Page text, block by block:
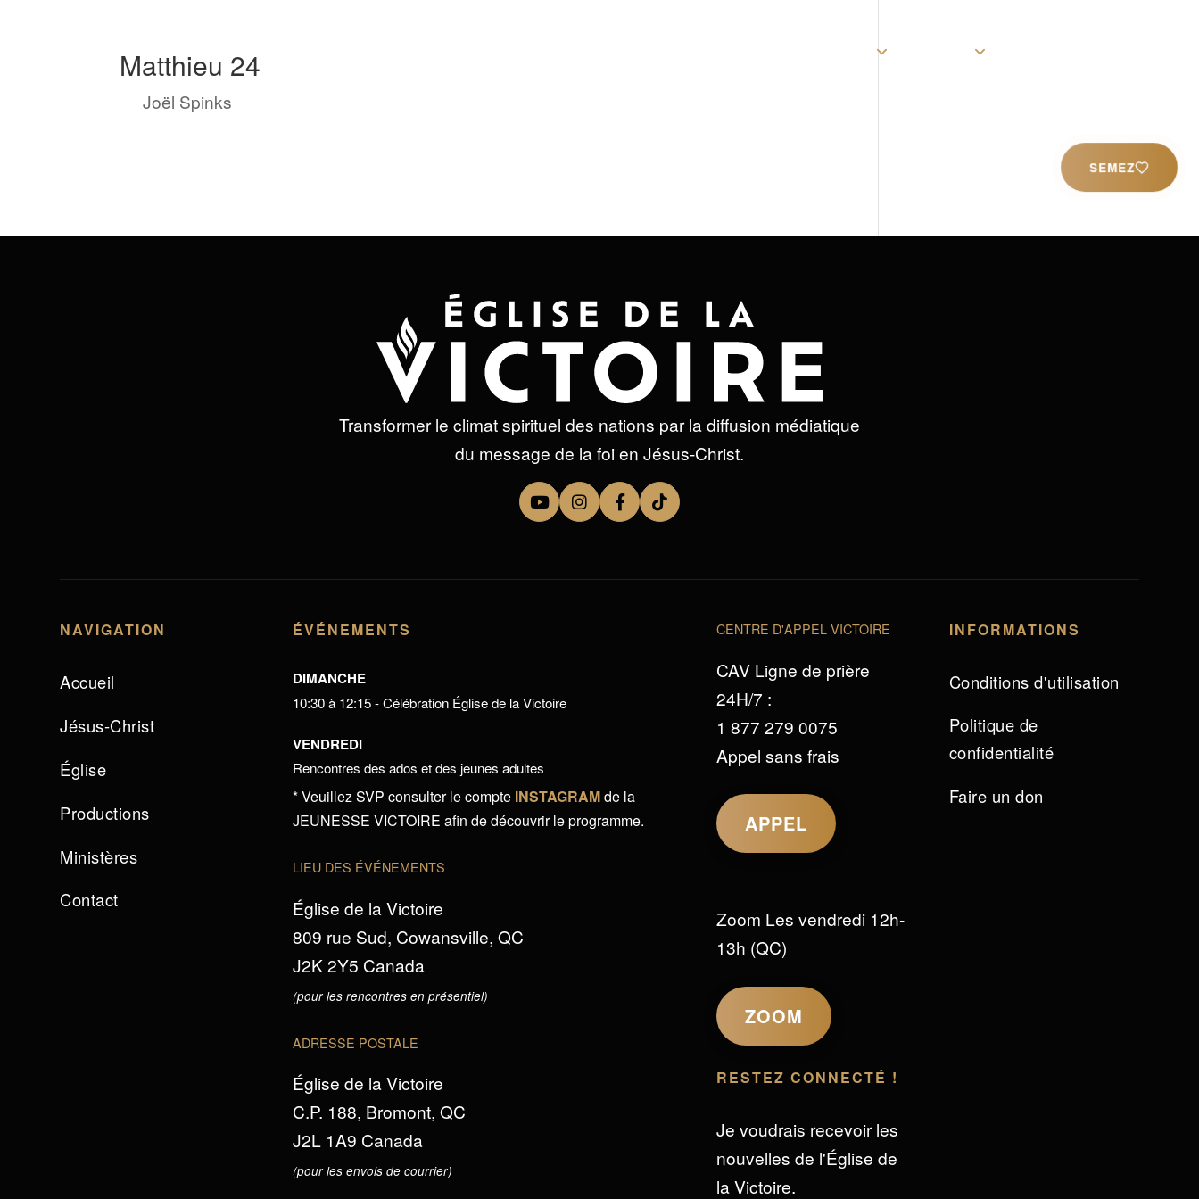
SEMEZ
Matthieu 24
byJoël Spinks
Transformer le climat spirituel des nations par la diffusion médiatique
du message de la foi en Jésus-Christ.
NAVIGATION
Accueil
Jésus-Christ
Église
Productions
Ministères
Contact
ÉVÉNEMENTS
DIMANCHE
10:30 à 12:15 - Célébration Église de la Victoire
VENDREDI
Rencontres des ados et des jeunes adultes
* Veuillez SVP consulter le compte INSTAGRAMde la
JEUNESSE VICTOIRE afin de découvrir le programme.
LIEU DES ÉVÉNEMENTS
Église de la Victoire
809 rue Sud, Cowansville, QC
J2K 2Y5 Canada
(pour les rencontres en présentiel)
ADRESSE POSTALE
Église de la Victoire
C.P. 188, Bromont, QC
J2L 1A9 Canada
(pour les envois de courrier)
CENTRE D'APPEL VICTOIRE
CAV Ligne de prière
24H/7 :
1 877 279 0075
Appel sans frais
APPEL
Zoom Les vendredi 12h-
13h (QC)
ZOOM
RESTEZ CONNECTÉ !
Je voudrais recevoir les
nouvelles de l'Église de
la Victoire.
INFORMATIONS
Conditions d'utilisation
Politique de
confidentialité
Faire un don